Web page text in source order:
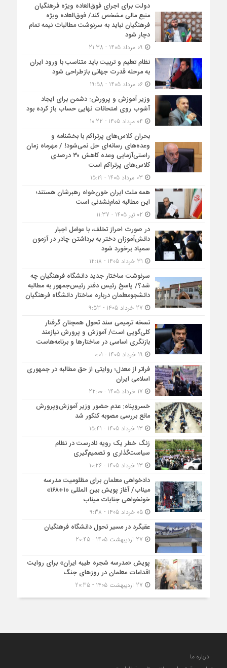
دولت برای اجرای فوق‌العاده ویژه فرهنگیان
منبع مالی مشخص کند/ فوق‌العاده ویژه
فرهنگیان نباید به سرنوشت مطالبات نیمه‌ تمام
دچار شود
نظام تعلیم و تربیت باید متناسب با ورود ایران
به مرحله قدرت جهانی بازطراحی شود
06 مرداد 1405 - 19:58
وزیر آموزش و پرورش: دشمن برای ایجاد
آشوب روی امتحانات نهایی حساب باز کرده بود
بحران کلاس‌های پرتراکم با بخشنامه و
وعده‌های رسانه‌ای حل نمی‌شود! / مهرماه زمان
راستی‌آزمایی وعده کاهش ۳۰ درصدی
کلاس‌های پرتراکم است
همه ملت ایران خون‌خواه رهبرشان هستند؛
این مطالبه تمام‌نشدنی است
در صورت احراز تخلف، با عوامل اجبار
دانش‌آموزان دختر به برداشتن چادر در آزمون
سمپاد برخورد شود
سرنوشت ساختار جدید دانشگاه فرهنگیان چه
شد؟/ پاسخ رئیس دفتر رئیس‌جمهور به مطالبه
دانشجومعلمان درباره ساختار دانشگاه فرهنگیان
نسخه ترمیمی سند تحول همچنان گرفتار
کلی‌گویی است/ آموزش و پرورش نیازمند
بازنگری اساسی در ساختارها و برنامه‌هاست
فراتر از معدل؛ روایتی از حق مطالبه در جمهوری
اسلامی ایران
خسروپناه: عدم حضور وزیر آموزش‌وپرورش
مانع بررسی مصوبه کنکور شد
زنگ خطر یک رویه نادرست در نظام
سیاست‌گذاری و تصمیم‌گیری
دادخواهی معلمان برای مظلومیت مدرسه
میناب/ آغاز پویش بین المللی «۱+۱۶۸»
خونخواهی جنایات میناب
05 خرداد 1405 - 9:38
عقبگرد در مسیر تحول دانشگاه فرهنگیان
پویش «مدرسه شجره طیبه ایران» برای روایت
اقدامات معلمان در روزهای جنگ
درباره ما